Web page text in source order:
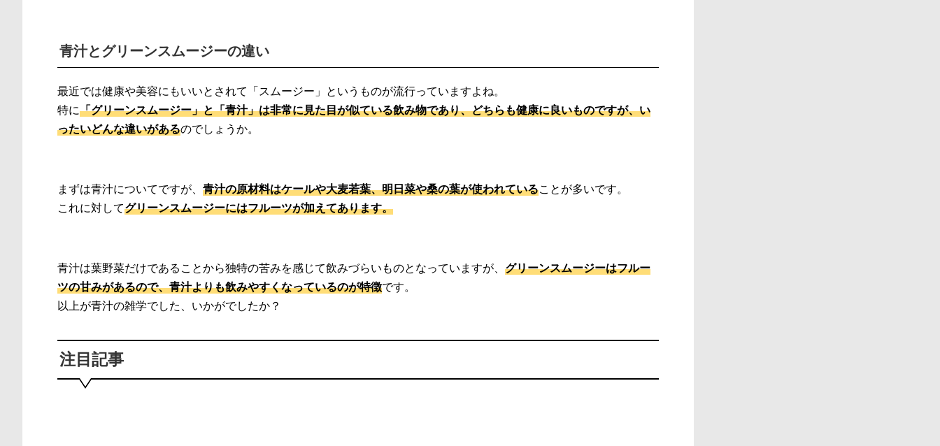
青汁とグリーンスムージーの違い
最近では健康や美容にもいいとされて「スムージー」というものが流行っていますよね。
特に「グリーンスムージー」と「青汁」は非常に見た目が似ている飲み物であり、どちらも健康に良いものですが、い
ったいどんな違いがあるのでしょうか。
まずは青汁についてですが、 青汁の原材料はケールや大麦若葉、明日菜や桑の葉が使われていることが多いです。
これに対してグリーンスムージーにはフルーツが加えてあります。
青汁は葉野菜だけであることから独特の苦みを感じて飲みづらいものとなっていますが、 グリーンスムージーはフルー
ツの甘みがあるので、青汁よりも飲みやすくなっているのが特徴です。
以上が青汁の雑学でした、いかがでしたか？
注目記事